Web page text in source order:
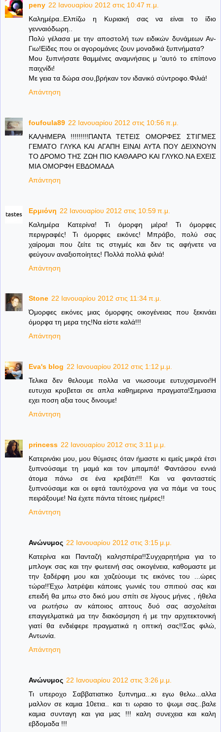
peny 22 Ιανουαρίου 2012 στις 10:47 π.μ.
Καλημέρα..Ελπίζω η Κυριακή σας να είναι το ίδιο
γενναιόδωρη..
Πολύ γέλασα με την αποστολή των ειδικών δυνάμεων Αν-
Γιω!Είδες που οι αγορομάνες ζουν μοναδικά ξυπνήματα?
Μου ξυπνήσατε θαμμένες αναμνήσεις μ 'αυτό το επίπονο
παιχνίδι!
Με γεια τα δώρα σου,βρήκαν τον ιδανικό σύντροφο.Φιλιά!
Απάντηση
foufoula89 22 Ιανουαρίου 2012 στις 10:56 π.μ.
ΚΑΛΗΜΕΡΑ !!!!!!!!!ΠΑΝΤΑ ΤΕΤΕΙΣ ΟΜΟΡΦΕΣ ΣΤΙΓΜΕΣ
ΓΕΜΑΤΟ ΓΛΥΚΑ ΚΑΙ ΑΓΑΠΗ ΕΙΝΑΙ ΑΥΤΑ ΠΟΥ ΔΕΙΧΝΟΥΝ
ΤΟ ΔΡΟΜΟ ΤΗΣ ΖΩΗ ΠΙΟ ΚΑΘΑΑΡΟ ΚΑΙ ΓΛΥΚΟ.ΝΑ ΕΧΕΙΣ
ΜΙΑ ΟΜΟΡΦΗ ΕΒΔΟΜΑΔΑ
Απάντηση
Ερμιόνη 22 Ιανουαρίου 2012 στις 10:59 π.μ.
Καλημέρα Κατερίνα! Τι όμορφη μέρα! Τι όμορφες
περιγραφές! Τι όμορφες εικόνες! Μπράβο, πολύ σας
χαίρομαι που ζείτε τις στιγμές και δεν τις αφήνετε να
φεύγουν αναξιοποίητες! Πολλά πολλά φιλιά!
Απάντηση
Stone 22 Ιανουαρίου 2012 στις 11:34 π.μ.
Όμορφες εικόνες μιας όμορφης οικογένειας που ξεκινάει
όμορφα τη μερα της!Να είστε καλά!!!
Απάντηση
Eva's blog 22 Ιανουαρίου 2012 στις 1:12 μ.μ.
Τελικα δεν θελουμε πολλα να νιωσουμε ευτυχισμενοι!Η
ευτυχια κρυβεται σε απλα καθημερινα πραγματα!Σημασια
εχει ποση αξια τους δινουμε!
Απάντηση
princess 22 Ιανουαρίου 2012 στις 3:11 μ.μ.
Κατερινάκι μου, μου θύμισες όταν ήμαστε κι εμείς μικρά έτσι
ξυπνούσαμε τη μαμά και τον μπαμπά! Φαντάσου εννιά
άτομα πάνω σε ένα κρεβάτι!!! Και να φανταστείς
ξυπνούσαμε και οι εφτά ταυτόχρονα για να πάμε να τους
πειράξουμε! Να έχετε πάντα τέτοιες ημέρες!!
Απάντηση
Ανώνυμος 22 Ιανουαρίου 2012 στις 3:15 μ.μ.
Κατερίνα και Πανταζή καλησπέρα!!Συγχαρητήρια για το
μπλογκ σας και την φωτεινή σας οικογένεια, καθομαστε με
την ξαδέρφη μου και χαζεύουμε τις εικόνες του ...ώρες
τώρα!!Έχω λατρέψει κάποιες γωνιές του σπιτιού σας και
επειδή θα μπω στο δικό μου σπίτι σε λίγους μήνες , ήθελα
να ρωτήσω αν κάποιος απτους δυό σας ασχολείται
επαγγελματικά μα την διακόσμηση ή με την αρχιτεκτονική
γιατί θα ενδιέφερε πραγματικά η οπτική σας!!Σας φιλώ,
Αντωνία.
Απάντηση
Ανώνυμος 22 Ιανουαρίου 2012 στις 3:26 μ.μ.
Τι υπεροχο Σαββατιατικο ξυπνημα...κι εγω θελω...αλλα
μαλλον σε καμια 10ετια.. και τι ωραιο το ψωμι σας..βαλε
καμια συνταγη και για μας !!! καλη συνεχεια και καλη
εβδομαδα !!!